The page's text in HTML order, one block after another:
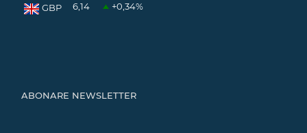
GBP 6,14 +0,34%
ABONARE NEWSLETTER